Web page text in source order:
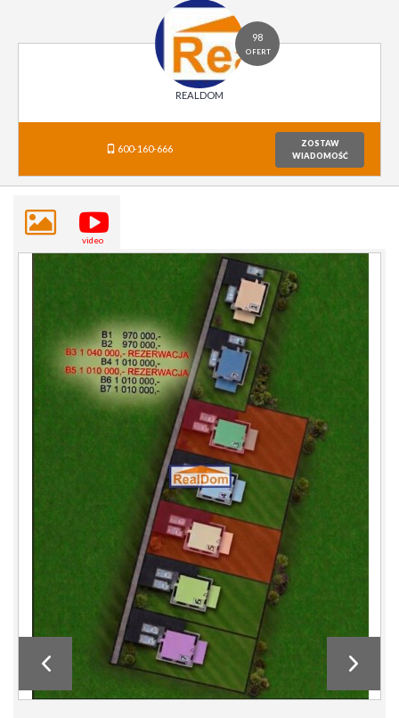
98
OFERT
REALDOM
600-160-666
ZOSTAW
WIADOMOŚĆ